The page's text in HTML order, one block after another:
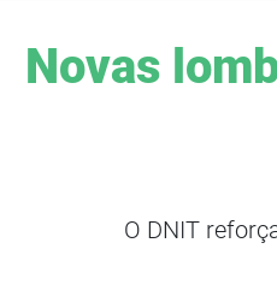
Novas
O DNIT